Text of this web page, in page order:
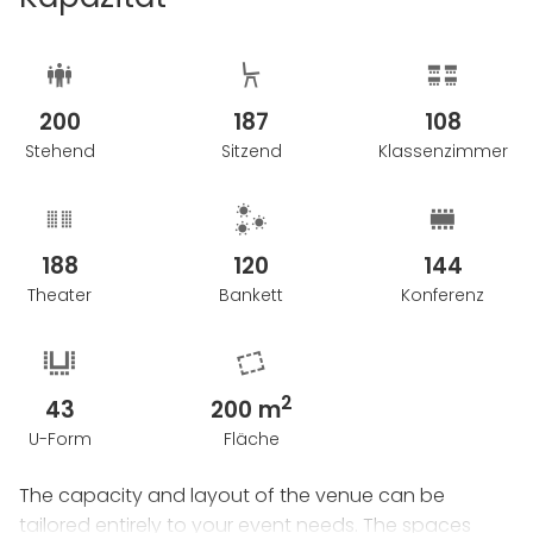
Gegenwart – und schafft den Raum für Events, die
200
Stehend
187
Sitzend
108
Klassenzimmer
188
Theater
120
Bankett
144
Konferenz
43
U-Form
200 m2
Fläche
The capacity and layout of the venue can be
tailored entirely to your event needs. The spaces